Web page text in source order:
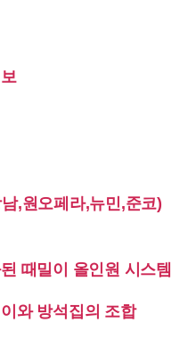
,원오페라,뉴민,준코)
때밀이 올인원 시스템
와 방석집의 조합